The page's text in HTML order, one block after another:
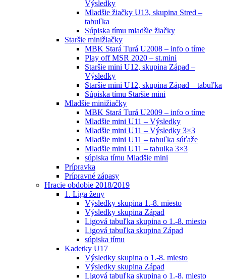
Výsledky
Mladšie žiačky U13, skupina Stred –
tabuľka
Súpiska tímu mladšie žiačky
Staršie minižiačky
MBK Stará Turá U2008 – info o tíme
Play off MSR 2020 – st.mini
Staršie mini U12, skupina Západ –
Výsledky
Staršie mini U12, skupina Západ – tabuľka
Súpiska tímu Staršie mini
Mladšie minižiačky
MBK Stará Turá U2009 – info o tíme
Mladšie mini U11 – Výsledky
Mladšie mini U11 – Výsledky 3×3
Mladšie mini U11 – tabuľka súťaže
Mladšie mini U11 – tabulka 3×3
súpiska tímu Mladšie mini
Prípravka
Prípravné zápasy
Hracie obdobie 2018/2019
1. Liga ženy
Výsledky skupina 1.-8. miesto
Výsledky skupina Západ
Ligová tabuľka skupina o 1.-8. miesto
Ligová tabuľka skupina Západ
súpiska tímu
Kadetky U17
Výsledky skupina o 1.-8. miesto
Výsledky skupina Západ
Ligová tabuľka skupina o 1.-8. miesto